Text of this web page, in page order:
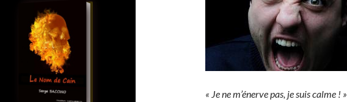
« Je ne m’énerve pas, je suis calme ! »